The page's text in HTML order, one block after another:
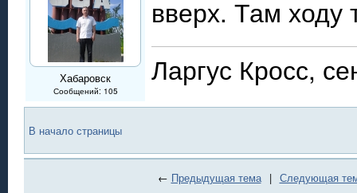
Хабаровск
Сообщений: 105
вверх. Там ходу
Ларгус Кросс,
В начало страницы
← Предыдущая тема | Следующая